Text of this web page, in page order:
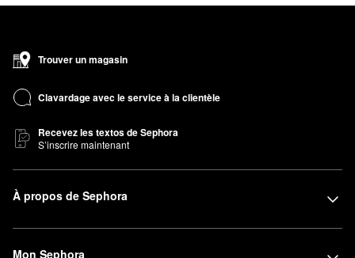
Trouver un magasin
Clavardage avec le service à la clientèle
Recevez les textos de Sephora
S’inscrire maintenant
À propos de Sephora
Mon Sephora